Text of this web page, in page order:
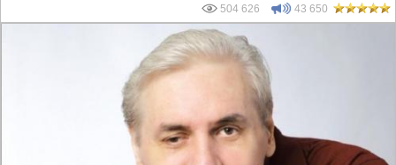
504 626 43 650